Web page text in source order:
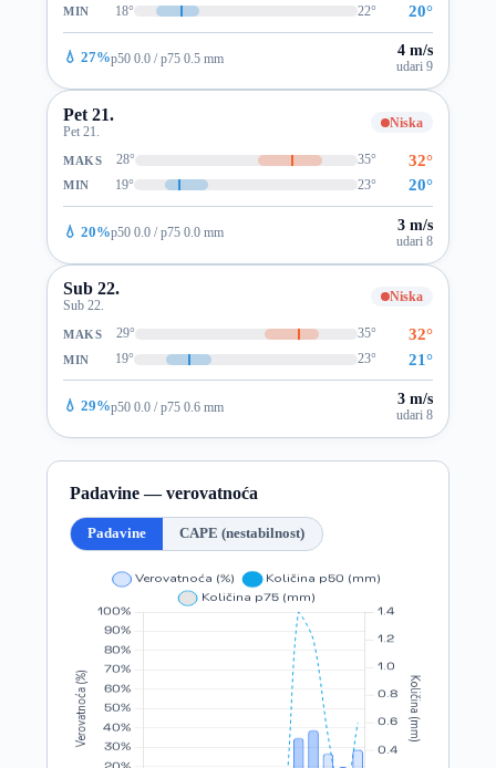
MIN 18° 22° 20°
💧 27%p50 0.0 / p75 0.5 mm 4 m/s
udari 9
Pet 21.
Pet 21.
Niska
MAKS 28° 35° 32°
MIN 19° 23° 20°
💧 20%p50 0.0 / p75 0.0 mm 3 m/s
udari 8
Sub 22.
Sub 22.
Niska
MAKS 29° 35° 32°
MIN 19° 23° 21°
💧 29%p50 0.0 / p75 0.6 mm 3 m/s
udari 8
Padavine — verovatnoća
Padavine CAPE (nestabilnost)